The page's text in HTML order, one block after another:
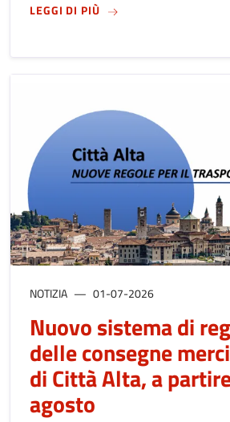
LEGGI DI PIÙSUE-BRT, DAL 3
NOTIZIA 01-07-2026
Nuovo sistema di
delle consegne
di Città Alta, a
agosto